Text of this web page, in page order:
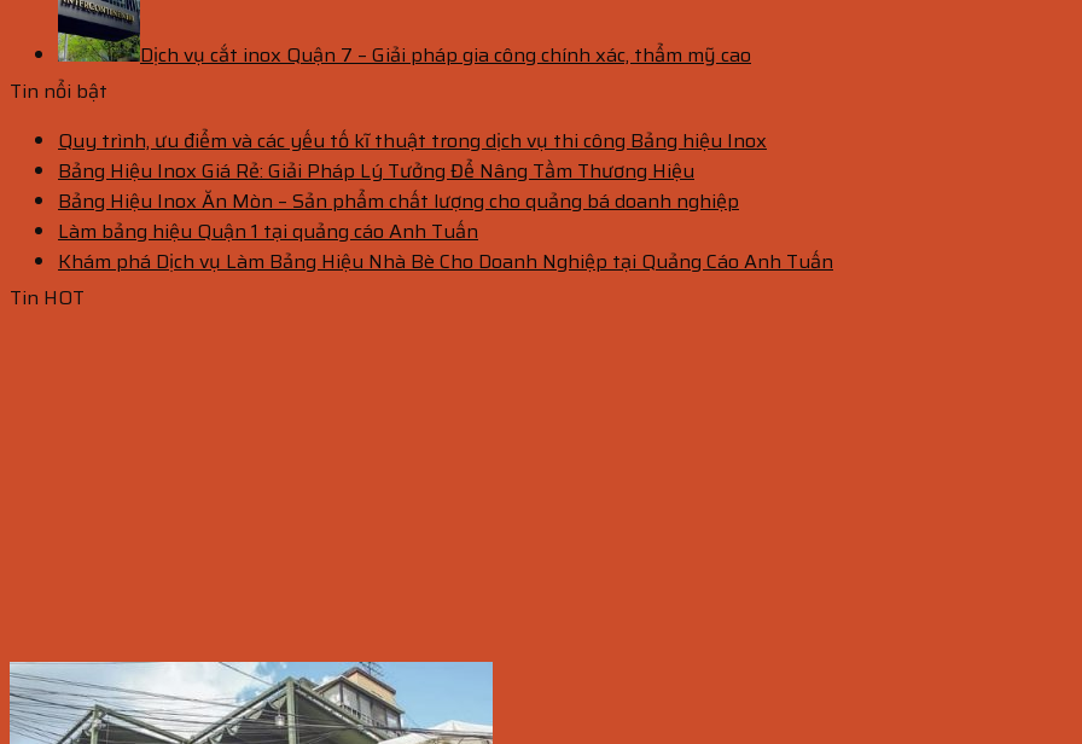
Dịch vụ cắt inox Quận 7 – Giải pháp gia công chính xác, thẩm mỹ cao
Tin nổi bật
Quy trình, ưu điểm và các yếu tố kĩ thuật trong dịch vụ thi công Bảng hiệu Inox
Bảng Hiệu Inox Giá Rẻ: Giải Pháp Lý Tưởng Để Nâng Tầm Thương Hiệu
Bảng Hiệu Inox Ăn Mòn – Sản phẩm chất lượng cho quảng bá doanh nghiệp
Làm bảng hiệu Quận 1 tại quảng cáo Anh Tuấn
Khám phá Dịch vụ Làm Bảng Hiệu Nhà Bè Cho Doanh Nghiệp tại Quảng Cáo Anh Tuấn
Tin HOT